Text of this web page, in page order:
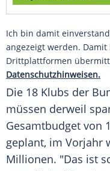
Ich bin damit
angezeigt werden.
Drittplattformen
Datenschutzhinweisen.
Die 18 Klubs der
müssen derweil
Gesamtbudget von
geplant, im Vorjahr
Millionen. "Das ist